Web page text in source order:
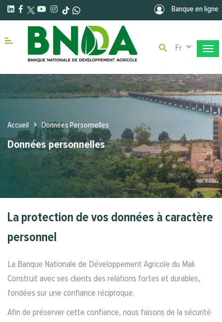
Aller au contenu principalBanque en ligne
Select your
Accueil Données Personnelles
Données personnelles
La protection de vos données à caractère
personnel
La Banque Nationale de Développement Agricole du Mali
Construit avec ses clients des relations fortes et durables,
fondées sur une confiance réciproque.
Afin de préserver cette confiance, nous faisons de la sécurité